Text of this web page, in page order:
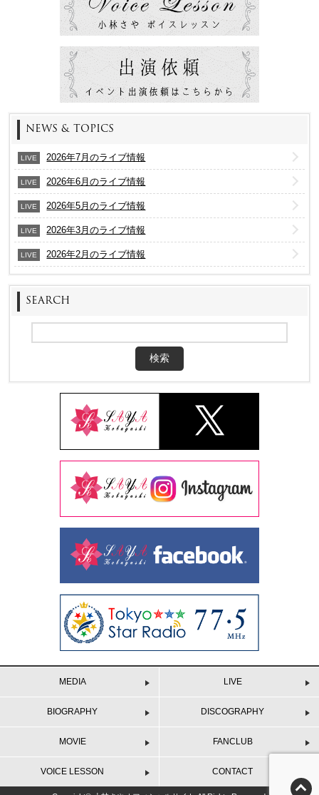
NEWS & TOPICS
LIVE 2026年7月のライブ情報
LIVE 2026年6月のライブ情報
LIVE 2026年5月のライブ情報
LIVE 2026年3月のライブ情報
LIVE 2026年2月のライブ情報
SEARCH
MEDIA LIVE
BIOGRAPHY DISCOGRAPHY
MOVIE FANCLUB
VOICE LESSON CONTACT